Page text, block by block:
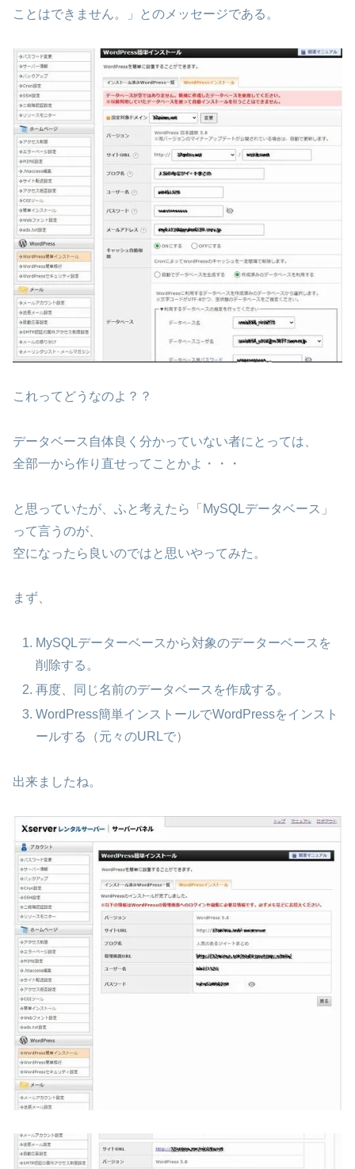
ことはできません。」とのメッセージである。
これってどうなのよ？？
データベース自体良く分かっていない者にとっては、
全部一から作り直せってことかよ・・・
と思っていたが、ふと考えたら「MySQLデータベース」
って言うのが、
空になったら良いのではと思いやってみた。
まず、
MySQLデーターベースから対象のデーターベースを
削除する。
再度、同じ名前のデータベースを作成する。
WordPress簡単インストールでWordPressをインスト
ールする（元々のURLで）
出来ましたね。